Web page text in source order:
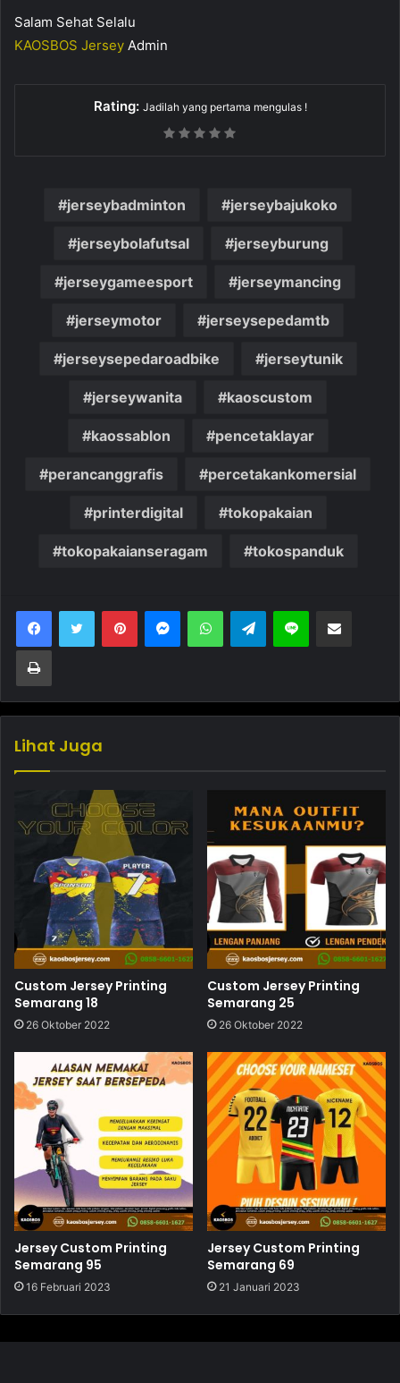
Salam Sehat Selalu
KAOSBOS Jersey Admin
Rating: Jadilah yang pertama mengulas !
jerseybadminton jerseybajukoko
jerseybolafutsal jerseyburung
jerseygameesport jerseymancing
jerseymotor jerseysepedamtb
jerseysepedaroadbike jerseytunik
jerseywanita kaoscustom
kaossablon pencetaklayar
perancanggrafis percetakankomersial
printerdigital tokopakaian
tokopakaianseragam tokospanduk
Telegram
Lihat Juga
Custom Jersey Printing
Semarang 18
26 Oktober 2022
Custom Jersey Printing
Semarang 25
26 Oktober 2022
Jersey Custom Printing
Semarang 95
16 Februari 2023
Jersey Custom Printing
Semarang 69
21 Januari 2023